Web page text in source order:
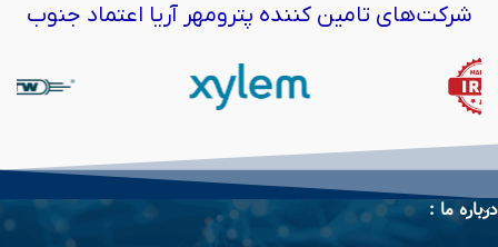
شرکت‌های تامین کننده پترومهر آریا اعتماد جنوب
درباره ما :